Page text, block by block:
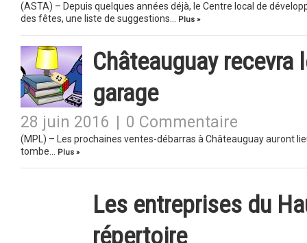
(ASTA) – Depuis quelques années déjà, le Centre local de
des fêtes, une liste de suggestions…
Plus »
Châteauguay
garage
28 juin 2016 0 Commentaire
(MPL) – Les prochaines ventes-débarras à Châteauguay auront
tombe…
Plus »
Les entreprises du
répertoire